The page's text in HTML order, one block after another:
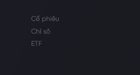
Cổ phiếu
Chỉ số
ETF